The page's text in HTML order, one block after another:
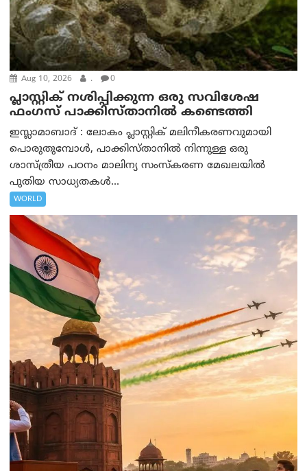
Aug 10, 2026 . 0
പ്ലാസ്റ്റിക് നശിപ്പിക്കുന്ന ഒരു സവിശേഷ
ഫംഗസ് പാക്കിസ്താനിൽ കണ്ടെത്തി
ഇസ്ലാമാബാദ് : ലോകം പ്ലാസ്റ്റിക് മലിനീകരണവുമായി
പൊരുതുമ്പോൾ, പാക്കിസ്താനിൽ നിന്നുള്ള ഒരു
ശാസ്ത്രീയ പഠനം മാലിന്യ സംസ്കരണ മേഖലയിൽ
പുതിയ സാധ്യതകൾ...
WORLD